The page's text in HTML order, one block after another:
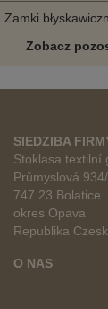
Zamki
Zobacz
SIEDZIBA
Stoklasa textilní
Průmyslová
747 23 Bolatice
okres Opava
Republika
O NAS